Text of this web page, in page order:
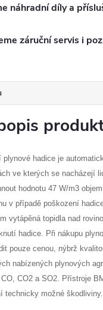
náhradní díly a
záruční servis i
plynové hadice je
ve kterých se nacházejí
hodnotu 47 W/m3
v případě poškození
vytápěná topidla nad
hadice. Při nákupu
pouze cenou, nýbrž
nabízených plynových
CO2 a SO2. Přístroje
technicky možné škodliviny.